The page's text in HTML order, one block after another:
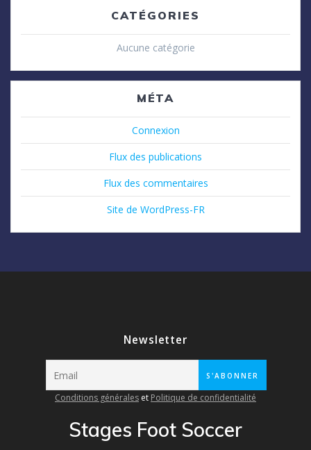
CATÉGORIES
Aucune catégorie
MÉTA
Connexion
Flux des publications
Flux des commentaires
Site de WordPress-FR
Newsletter
Conditions générales et Politique de confidentialité
Stages Foot Soccer